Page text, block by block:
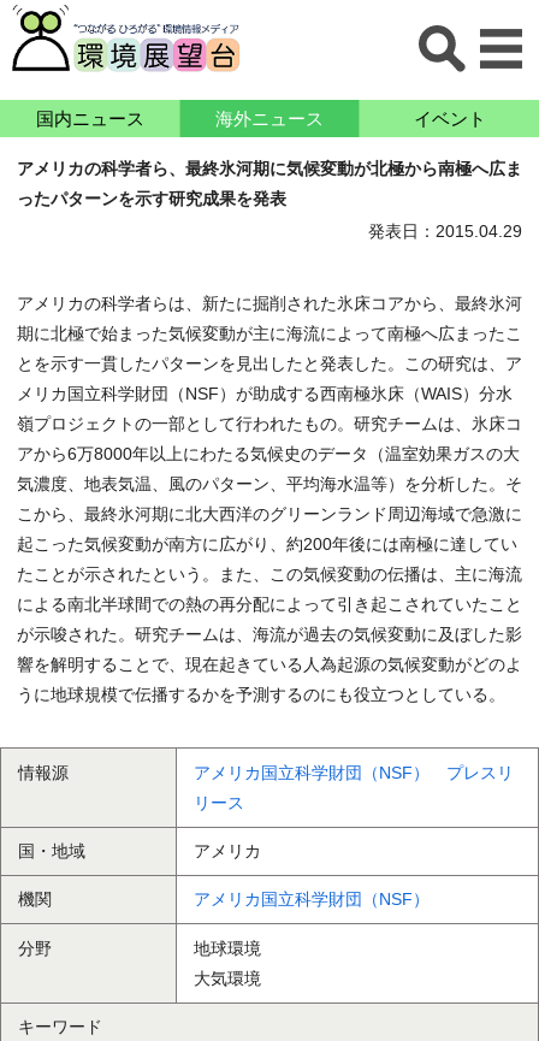
国内ニュース 海外ニュース イベント
アメリカの科学者ら、最終氷河期に気候変動が北極から南極へ広ま
ったパターンを示す研究成果を発表
発表日：2015.04.29
アメリカの科学者らは、新たに掘削された氷床コアから、最終氷河
期に北極で始まった気候変動が主に海流によって南極へ広まったこ
とを示す一貫したパターンを見出したと発表した。この研究は、ア
メリカ国立科学財団（NSF）が助成する西南極氷床（WAIS）分水
嶺プロジェクトの一部として行われたもの。研究チームは、氷床コ
アから6万8000年以上にわたる気候史のデータ（温室効果ガスの大
気濃度、地表気温、風のパターン、平均海水温等）を分析した。そ
こから、最終氷河期に北大西洋のグリーンランド周辺海域で急激に
起こった気候変動が南方に広がり、約200年後には南極に達してい
たことが示されたという。また、この気候変動の伝播は、主に海流
による南北半球間での熱の再分配によって引き起こされていたこと
が示唆された。研究チームは、海流が過去の気候変動に及ぼした影
響を解明することで、現在起きている人為起源の気候変動がどのよ
うに地球規模で伝播するかを予測するのにも役立つとしている。
情報源
アメリカ国立科学財団（NSF） プレスリ
リース
国・地域 アメリカ
機関 アメリカ国立科学財団（NSF）
分野
地球環境
大気環境
キーワード